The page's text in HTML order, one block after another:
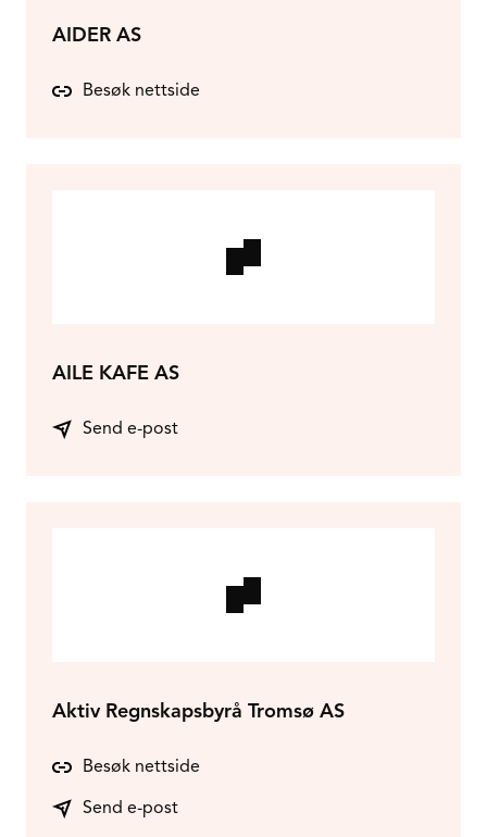
AIDER AS
Besøk nettside
AILE KAFE AS
Send e-post
Aktiv Regnskapsbyrå Tromsø AS
Besøk nettside
Send e-post